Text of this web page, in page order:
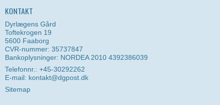
KONTAKT
Dyrlægens Gård
Toftekrogen 19
5600 Faaborg
CVR-nummer: 35737847
Bankoplysninger: NORDEA 2010 4392386039
Telefonnr.: +45-30292262
E-mail: kontakt@dgpost.dk
Sitemap